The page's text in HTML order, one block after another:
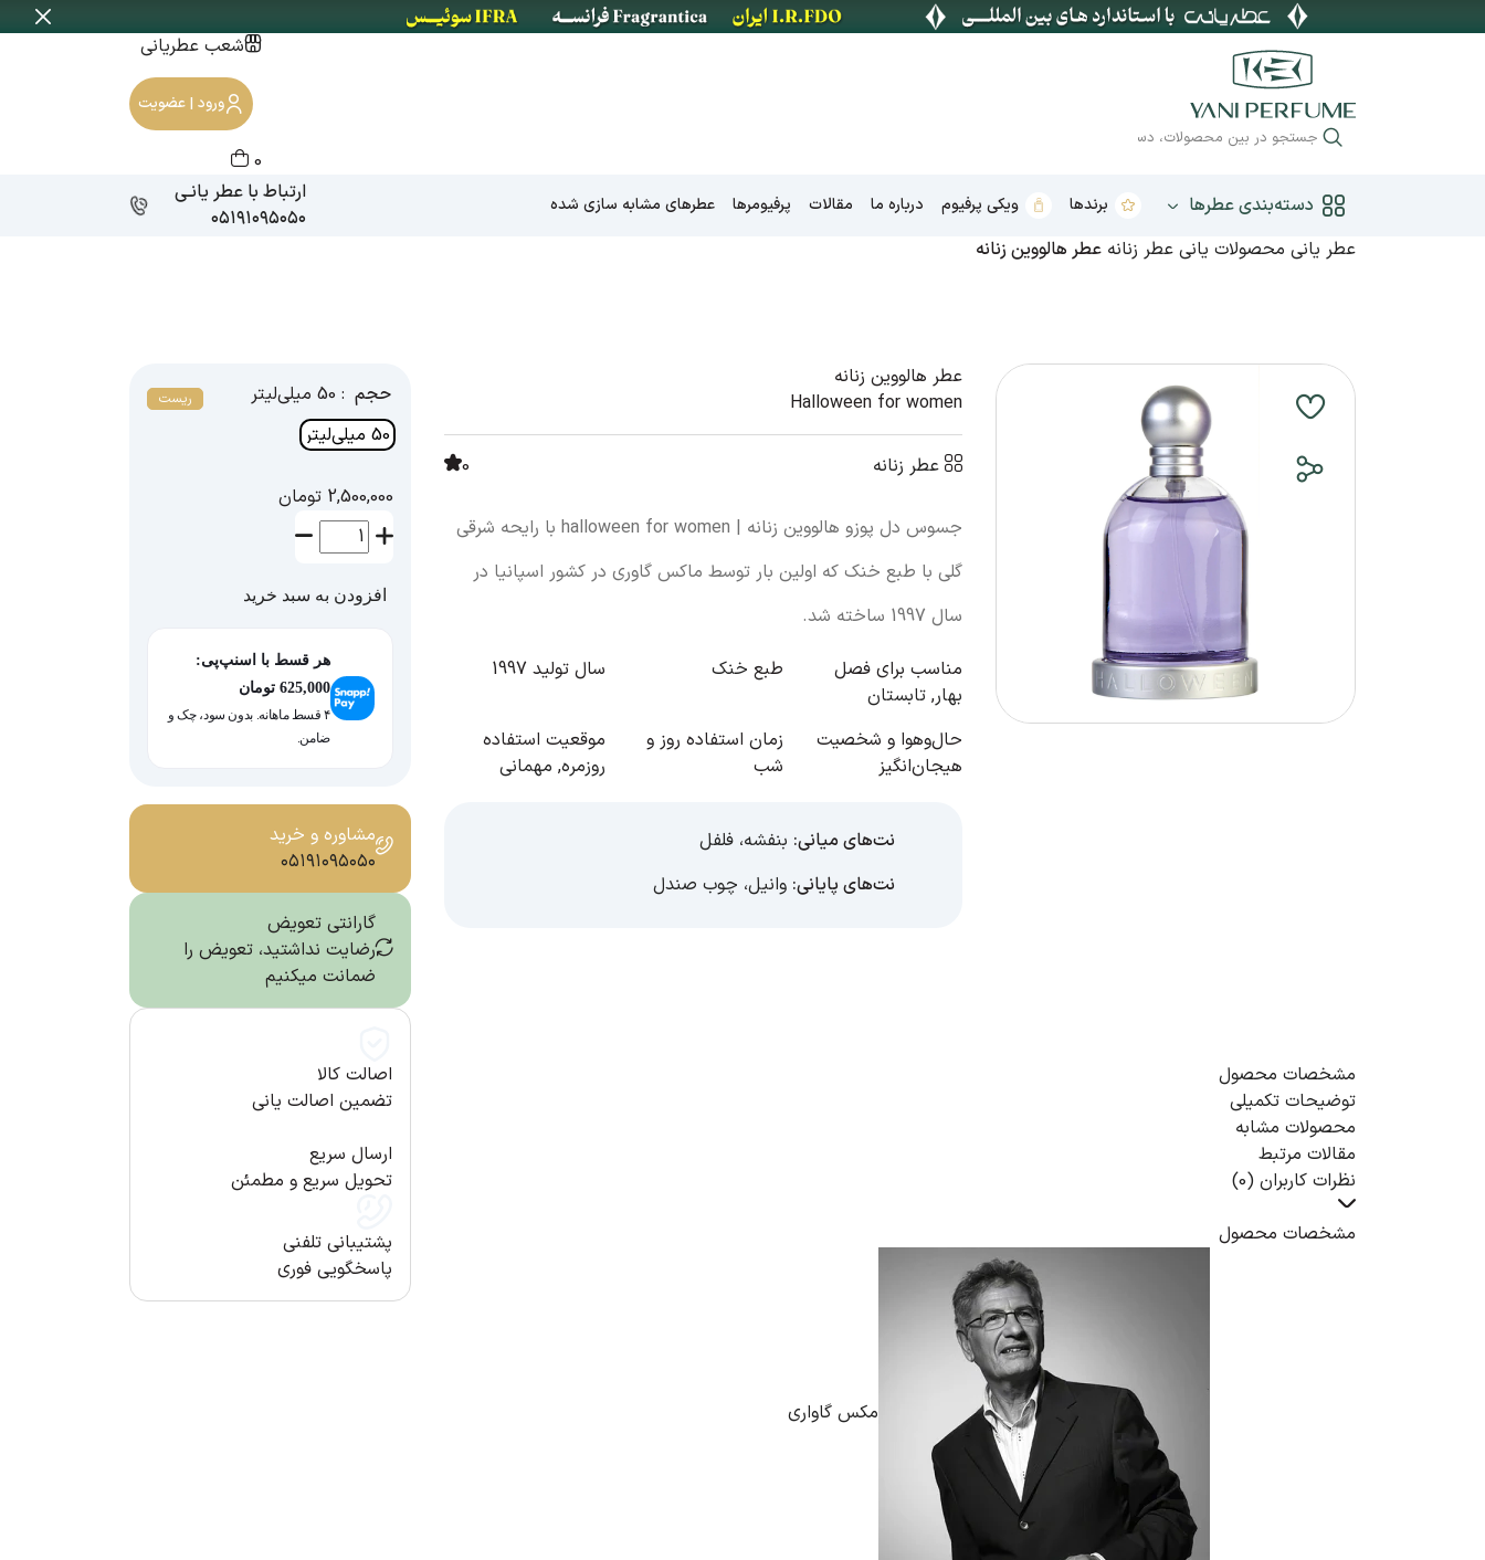
شعب عطریانی
ورود | عضویت
0
دسته‌بندی عطرها
عطر زنانه
عطر مردانه
عطر یونیسکس
عطر بهار
کالکشن نیش
برندها ویکی پرفیوم درباره ما مقالات پرفیومرها عطرهای مشابه سازی شده
ارتباط با عطر یانـی
۰۵۱۹۱۰۹۵۰۵۰
عطر یانی محصولات یانی عطر زنانه عطر هالووین زنانه
عطر هالووین زنانه
Halloween for women
عطر زنانه 0
جسوس دل پوزو هالووین زنانه | halloween for women با رایحه شرقی
گلی با طبع خنک که اولین بار توسط ماکس گاوری در کشور اسپانیا در
سال 1997 ساخته شد.
مناسب برای فصل
بهار,تابستان
طبع خنک سال تولید 1997
حال‌و‌هوا و شخصیت
هیجان‌انگیز
زمان استفاده روز و
شب
موقعیت استفاده
روزمره, مهمانی
نت‌های میانی: بنفشه،فلفل
نت‌های پایانی: وانیل، چوب صندل
مشخصات محصول
توضیحات تکمیلی
محصولات مشابه
مقالات مرتبط
نظرات کاربران (0)
مشخصات محصول
مکس گاواری
حجم : 50 میلی‌لیتر
50 میلی‌لیتر
ریست
2,500,000 تومان
افزودن به سبد خرید
هر قسط با اسنپ‌پی:
625,000 تومان
۴ قسط ماهانه. بدون سود، چک و
ضامن.
مشاوره و خرید
۰۵۱۹۱۰۹۵۰۵۰
گارانتی تعویض
رضایت نداشتید، تعویض را
ضمانت میکنیم
اصالت کالا
تضمین اصالت یانی
ارسال سریع
تحویل سریع و مطمئن
پشتیبانی تلفنی
پاسخگویی فوری